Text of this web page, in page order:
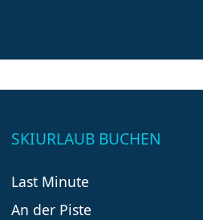
SKIURLAUB BUCHEN
Last Minute
An der Piste